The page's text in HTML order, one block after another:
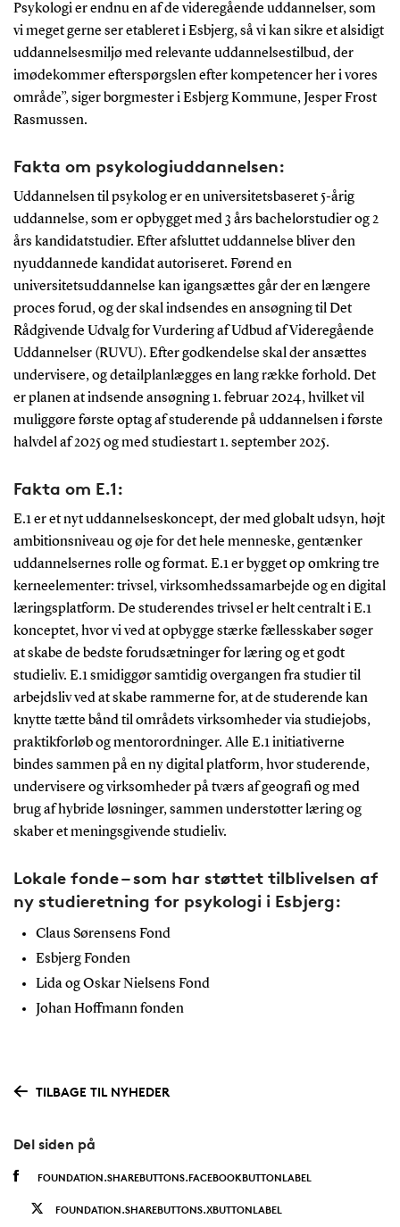
Psykologi er endnu en af de videregående uddannelser, som
vi meget gerne ser etableret i Esbjerg, så vi kan sikre et alsidigt
uddannelsesmiljø med relevante uddannelsestilbud, der
imødekommer efterspørgslen efter kompetencer her i vores
område”, siger borgmester i Esbjerg Kommune, Jesper Frost
Rasmussen.
Fakta om psykologiuddannelsen:
Uddannelsen til psykolog er en universitetsbaseret 5-årig
uddannelse, som er opbygget med 3 års bachelorstudier og 2
års kandidatstudier. Efter afsluttet uddannelse bliver den
nyuddannede kandidat autoriseret. Førend en
universitetsuddannelse kan igangsættes går der en længere
proces forud, og der skal indsendes en ansøgning til Det
Rådgivende Udvalg for Vurdering af Udbud af Videregående
Uddannelser (RUVU). Efter godkendelse skal der ansættes
undervisere, og detailplanlægges en lang række forhold. Det
er planen at indsende ansøgning 1. februar 2024, hvilket vil
muliggøre første optag af studerende på uddannelsen i første
halvdel af 2025 og med studiestart 1. september 2025.
Fakta om E.1:
E.1 er et nyt uddannelseskoncept, der med globalt udsyn, højt
ambitionsniveau og øje for det hele menneske, gentænker
uddannelsernes rolle og format. E.1 er bygget op omkring tre
kerneelementer: trivsel, virksomhedssamarbejde og en digital
læringsplatform. De studerendes trivsel er helt centralt i E.1
konceptet, hvor vi ved at opbygge stærke fællesskaber søger
at skabe de bedste forudsætninger for læring og et godt
studieliv. E.1 smidiggør samtidig overgangen fra studier til
arbejdsliv ved at skabe rammerne for, at de studerende kan
knytte tætte bånd til områdets virksomheder via studiejobs,
praktikforløb og mentorordninger. Alle E.1 initiativerne
bindes sammen på en ny digital platform, hvor studerende,
undervisere og virksomheder på tværs af geografi og med
brug af hybride løsninger, sammen understøtter læring og
skaber et meningsgivende studieliv.
Lokale fonde – som har støttet tilblivelsen af
ny studieretning for psykologi i Esbjerg:
Claus Sørensens Fond
Esbjerg Fonden
Lida og Oskar Nielsens Fond
Johan Hoffmann fonden
TILBAGE TIL NYHEDER
Del siden på
FOUNDATION.SHAREBUTTONS.FACEBOOKBUTTONLABEL
FOUNDATION.SHAREBUTTONS.XBUTTONLABEL